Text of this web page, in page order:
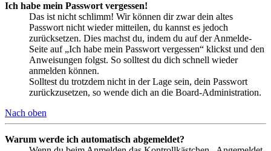
Ich habe mein Passwort vergessen!
Das ist nicht schlimm! Wir können dir zwar dein altes
Passwort nicht wieder mitteilen, du kannst es jedoch
zurücksetzen. Dies machst du, indem du auf der Anmelde-
Seite auf „Ich habe mein Passwort vergessen“ klickst und den
Anweisungen folgst. So solltest du dich schnell wieder
anmelden können.
Solltest du trotzdem nicht in der Lage sein, dein Passwort
zurückzusetzen, so wende dich an die Board-Administration.
Nach oben
Warum werde ich automatisch abgemeldet?